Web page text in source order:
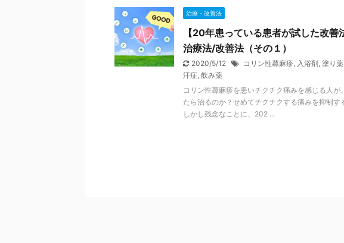
治療・改善法
【20年患っている患者が試した改
治療法/改善法（その１）
2020/5/12 コリン性蕁麻疹, 入浴剤, 塗り薬
汗症, 飲み薬
コリン性蕁麻疹を患いチクチク痛みを感じる人
たら治るのか？せめてチクチクする痛みを抑制す
しかし残念なことに、202 ...